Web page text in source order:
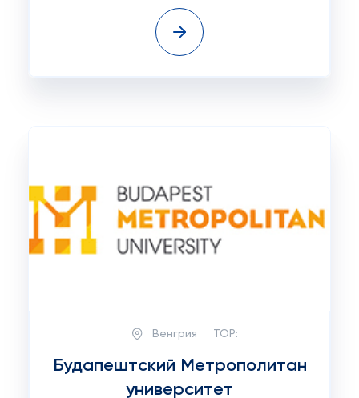
Венгрия TOP:
Будапештский Mетрополитан
университет